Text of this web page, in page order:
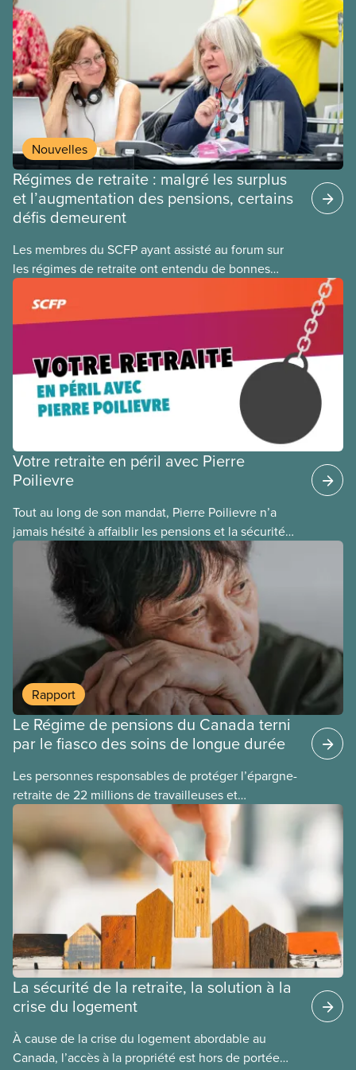
Nouvelles
Régimes de retraite : malgré les surplus
et l’augmentation des pensions, certains
défis demeurent
Les membres du SCFP ayant assisté au forum sur
les régimes de retraite ont entendu de bonnes
nouvelles : on ne lutte plus contre les
coupes comme
Votre retraite en péril avec Pierre
Poilievre
Tout au long de son mandat, Pierre Poilievre n’a
jamais hésité à affaiblir les pensions et la sécurité
de la retraite des Canadien(ne)s. Chaque fois que
les conservateurs prennent le pouvoir, ils mettent
en péril nos pensions, et il faut des années pour
réparer leurs erreurs.
Rapport
Le Régime de pensions du Canada terni
par le fiasco des soins de longue durée
Les personnes responsables de protéger l’épargne-
retraite de 22 millions de travailleuses et
travailleurs canadien(ne)s ont perdu plus de 500
millions de dollars en investissant dans Orpea, la
plus grande société européenne de soins de
longue durée à but lucratif, qui a fait l’objet d’un
scandale, comme le révèle un rapport
La sécurité de la retraite, la solution à la
crise du logement
À cause de la crise du logement abordable au
Canada, l’accès à la propriété est hors de portée